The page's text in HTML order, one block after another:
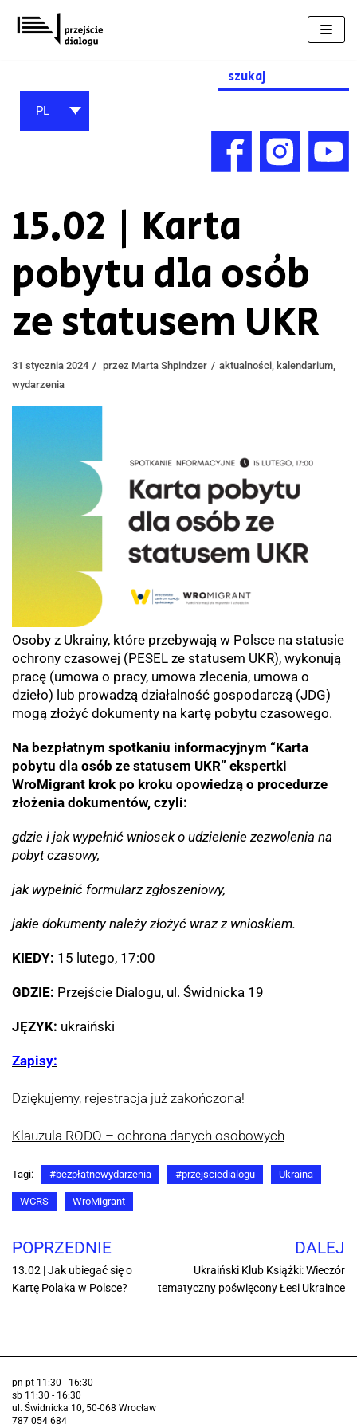
Przejdź
do
Search
for:
PL
15.02 | Karta
pobytu dla osób
ze statusem UKR
31 stycznia 2024 przez Marta Shpindzer aktualności kalendarium
wydarzenia
Osoby z Ukrainy, które przebywają w Polsce na statusie
ochrony czasowej (PESEL ze statusem UKR), wykonują
pracę (umowa o pracy, umowa zlecenia, umowa o
dzieło) lub prowadzą działalność gospodarczą (JDG)
mogą złożyć dokumenty na kartę pobytu czasowego.
Na bezpłatnym spotkaniu informacyjnym “Karta
pobytu dla osób ze statusem UKR” ekspertki
WroMigrant krok po kroku opowiedzą o procedurze
złożenia dokumentów, czyli:
gdzie i jak wypełnić wniosek o udzielenie zezwolenia na
pobyt czasowy,
jak wypełnić formularz zgłoszeniowy,
jakie dokumenty należy złożyć wraz z wnioskiem.
KIEDY: 15 lutego, 17:00
GDZIE: Przejście Dialogu, ul. Świdnicka 19
JĘZYK: ukraiński
Zapisy:
Dziękujemy, rejestracja już zakończona!
Klauzula RODO – ochrona danych osobowych
Tagi: #bezpłatnewydarzenia #przejsciedialogu Ukraina
WCRS WroMigrant
POPRZEDNIE
13.02 | Jak ubiegać się o
Kartę Polaka w Polsce?
DALEJ
Ukraiński Klub Książki: Wieczór
tematyczny poświęcony Łesi Ukraince
pn-pt 11:30 - 16:30
sb 11:30 - 16:30
ul. Świdnicka 10, 50-068 Wrocław
787 054 684